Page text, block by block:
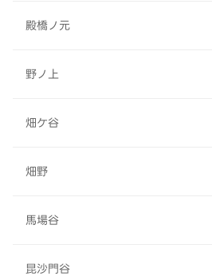
殿橋ノ元
野ノ上
畑ケ谷
畑野
馬場谷
昆沙門谷